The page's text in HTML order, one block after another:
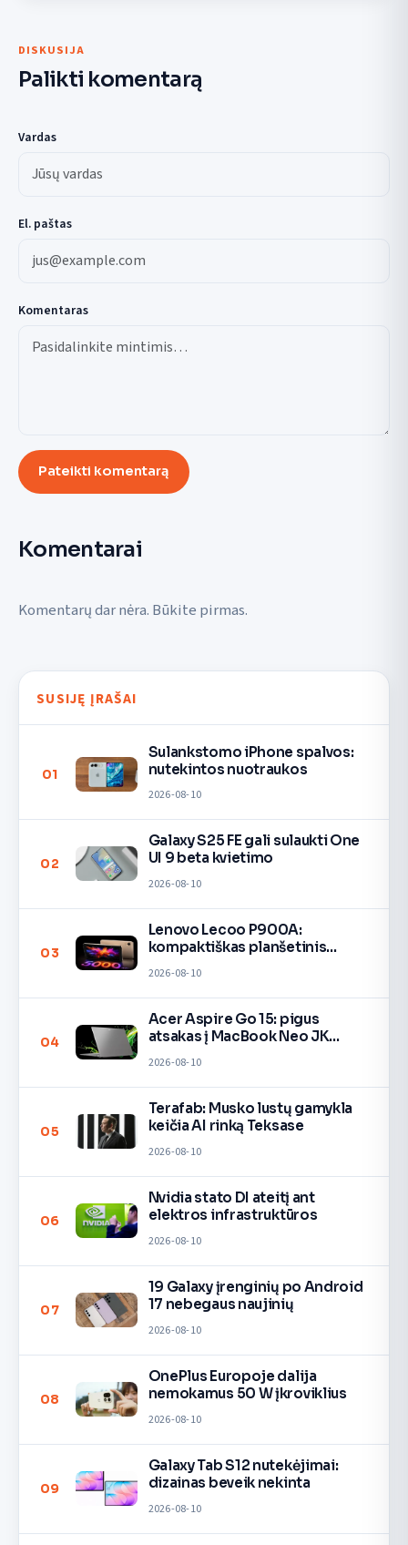
DISKUSIJA
Palikti komentarą
Vardas
El. paštas
Komentaras
Pateikti komentarą
Komentarai
Komentarų dar nėra. Būkite pirmas.
SUSIJĘ ĮRAŠAI
01
Sulankstomo iPhone spalvos:
nutekintos nuotraukos
2026-08-10
02
Galaxy S25 FE gali sulaukti One
UI 9 beta kvietimo
2026-08-10
03
Lenovo Lecoo P900A:
kompaktiškas planšetinis
2026-08-10
04
Acer Aspire Go 15: pigus
atsakas į MacBook Neo JK
2026-08-10
05
Terafab: Musko lustų gamykla
keičia AI rinką Teksase
2026-08-10
06
Nvidia stato DI ateitį ant
elektros infrastruktūros
2026-08-10
07
19 Galaxy įrenginių po Android
17 nebegaus naujinių
2026-08-10
08
OnePlus Europoje dalija
nemokamus 50 W įkroviklius
2026-08-10
09
Galaxy Tab S12 nutekėjimai:
dizainas beveik nekinta
2026-08-10